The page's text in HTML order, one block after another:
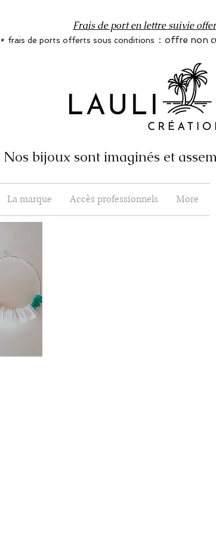
Frais de port en lettre suivie
* frais de ports offerts sous conditions : offre non
Nos bijoux sont imaginés et
La marque Accès professionnels More